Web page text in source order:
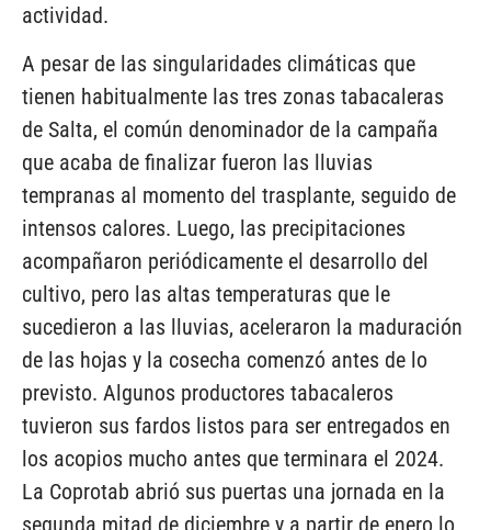
actividad.
A pesar de las singularidades climáticas que
tienen habitualmente las tres zonas tabacaleras
de Salta, el común denominador de la campaña
que acaba de finalizar fueron las lluvias
tempranas al momento del trasplante, seguido de
intensos calores. Luego, las precipitaciones
acompañaron periódicamente el desarrollo del
cultivo, pero las altas temperaturas que le
sucedieron a las lluvias, aceleraron la maduración
de las hojas y la cosecha comenzó antes de lo
previsto. Algunos productores tabacaleros
tuvieron sus fardos listos para ser entregados en
los acopios mucho antes que terminara el 2024.
La Coprotab abrió sus puertas una jornada en la
segunda mitad de diciembre y a partir de enero lo